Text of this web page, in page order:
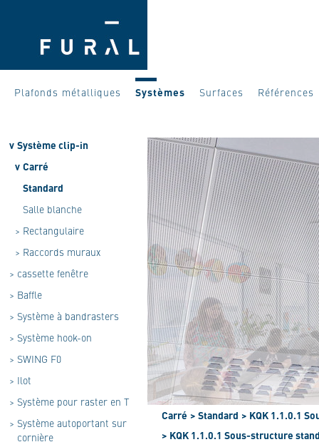
Plafonds métalliques Systèmes Surfaces Références
v Système clip-in
v Carré
Standard
Salle blanche
> Rectangulaire
> Raccords muraux
> cassette fenêtre
> Baffle
> Système à bandrasters
> Système hook-on
> SWING F0
> Ilot
> Système pour raster en T
> Système autoportant sur
cornière
Carré > Standard > KQK 1.1.0.1
> KQK 1.1.0.1 Sous-structure